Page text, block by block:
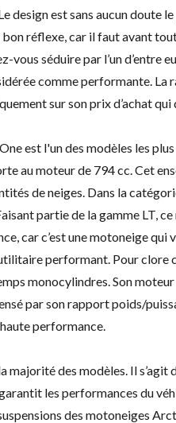
design est sans aucun doute
réflexe, car il faut avant
séduire par l’un d’entre
comme performante. La
sur son prix d’achat
est l'un des modèles les
au moteur de 794 cc. Cet
de neiges. Dans la
partie de la gamme LT,
car c’est une motoneige
performant. Pour
monocylindres. Son
par son rapport poids/
performance.
des modèles. Il s’agit
les performances du
des motoneiges